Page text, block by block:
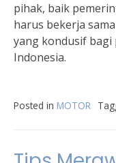
pihak, baik
harus bekerja
yang kondusif
Indonesia.
Posted in MOTOR